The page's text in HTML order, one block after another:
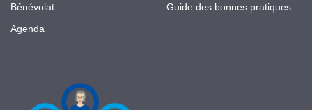
Bénévolat
Agenda
Guide des bonnes pratiques